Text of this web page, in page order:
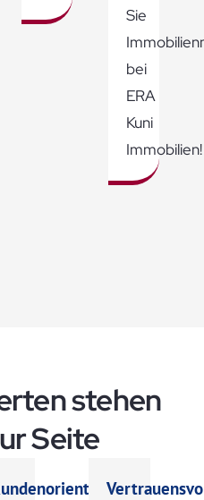
Sie
bei
ERA
Kuni
Immobilien!
stehen
Seite